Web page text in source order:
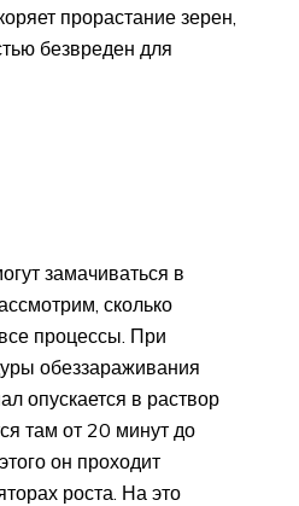
прорастание зерен,
безвреден для
замачиваться в
сколько
процессы. При
обеззараживания
опускается в раствор
там от 20 минут до
он проходит
роста. На это